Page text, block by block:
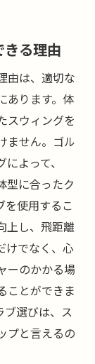
る理由
由は、適切な
あります。体
スウィングを
ません。ゴル
よって、
型に合ったク
を使用するこ
上し、飛距離
けでなく、心
ーのかかる場
ことができま
ブ選びは、ス
プと言えるの